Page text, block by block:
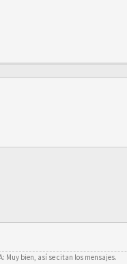
Muy bien, así se citan los mensajes.